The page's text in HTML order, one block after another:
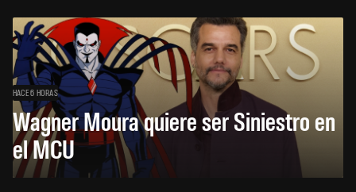
HACE 6 HORAS
Wagner Moura quiere ser Siniestro en
el MCU